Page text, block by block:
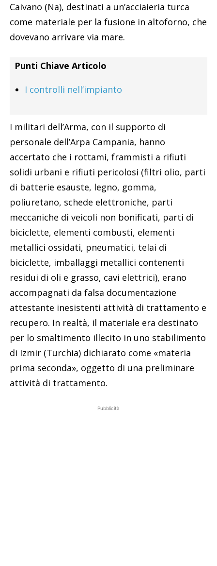
Caivano (Na), destinati a un’acciaieria turca
come materiale per la fusione in altoforno, che
dovevano arrivare via mare.
Punti Chiave Articolo
I controlli nell’impianto
I militari dell’Arma, con il supporto di
personale dell’Arpa Campania, hanno
accertato che i rottami, frammisti a rifiuti
solidi urbani e rifiuti pericolosi (filtri olio, parti
di batterie esauste, legno, gomma,
poliuretano, schede elettroniche, parti
meccaniche di veicoli non bonificati, parti di
biciclette, elementi combusti, elementi
metallici ossidati, pneumatici, telai di
biciclette, imballaggi metallici contenenti
residui di oli e grasso, cavi elettrici), erano
accompagnati da falsa documentazione
attestante inesistenti attività di trattamento e
recupero. In realtà, il materiale era destinato
per lo smaltimento illecito in uno stabilimento
di Izmir (Turchia) dichiarato come «materia
prima seconda», oggetto di una preliminare
attività di trattamento.
Pubblicità